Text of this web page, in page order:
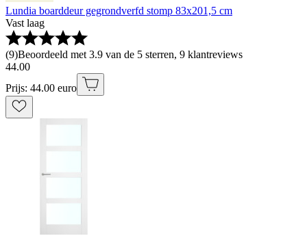
Lundia boarddeur gegrondverfd stomp 83x201,5 cm
Vast laag
(9)Beoordeeld met 3.9 van de 5 sterren, 9 klantreviews
44.00
Prijs: 44.00 euro